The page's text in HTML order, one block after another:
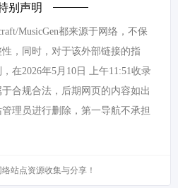
别声明
MusicGen都来源于网络，不保
，同时，对于该外部链接的指
在2026年5月10日 上午11:51收录
合规合法，后期网页的内容如出
理员进行删除，第一导航不承担
站点资源收集与分享！